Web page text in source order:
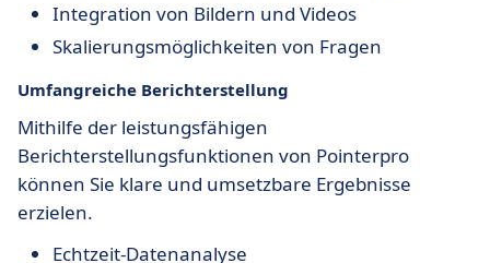
Integration von Bildern und Videos
Skalierungsmöglichkeiten von Fragen
Umfangreiche Berichterstellung
Mithilfe der leistungsfähigen
Berichterstellungsfunktionen von Pointerpro
können Sie klare und umsetzbare Ergebnisse
erzielen.
Echtzeit-Datenanalyse